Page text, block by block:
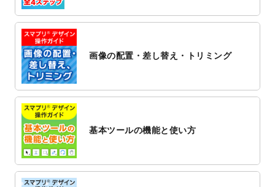
2022/12/26
止のお知らせ
2022/12/16
トを公開いたしました。
2022/12/1
2022/11/25
【新商品】封筒が作成できるようになりま
2022/11/25
【新商品】クリアファイルが作成できるよ
2022/11/4
しました。
画像の配置・差し替え・トリミング
基本ツールの機能と使い方